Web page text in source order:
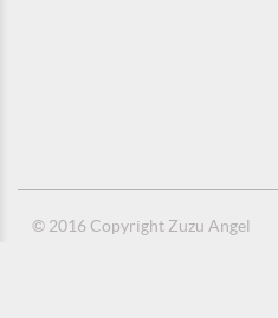
© 2016 Copyright Zuzu Angel